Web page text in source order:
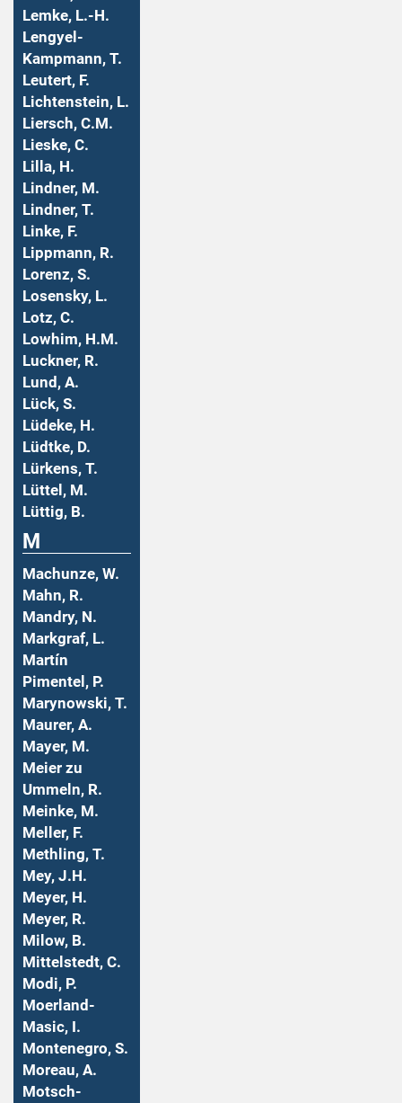
Lemke, L.-H.
Lengyel-
Kampmann, T.
Leutert, F.
Lichtenstein, L.
Liersch, C.M.
Lieske, C.
Lilla, H.
Lindner, M.
Lindner, T.
Linke, F.
Lippmann, R.
Lorenz, S.
Losensky, L.
Lotz, C.
Lowhim, H.M.
Luckner, R.
Lund, A.
Lück, S.
Lüdeke, H.
Lüdtke, D.
Lürkens, T.
Lüttel, M.
Lüttig, B.
M
Machunze, W.
Mahn, R.
Mandry, N.
Markgraf, L.
Martín
Pimentel, P.
Marynowski, T.
Maurer, A.
Mayer, M.
Meier zu
Ummeln, R.
Meinke, M.
Meller, F.
Methling, T.
Mey, J.H.
Meyer, H.
Meyer, R.
Milow, B.
Mittelstedt, C.
Modi, P.
Moerland-
Masic, I.
Montenegro, S.
Moreau, A.
Motsch-